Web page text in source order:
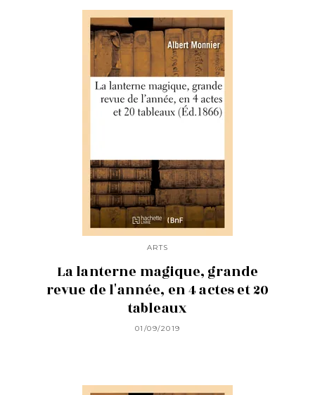
ARTS
La lanterne magique, grande
revue de l'année, en 4 actes et 20
tableaux
01/09/2019